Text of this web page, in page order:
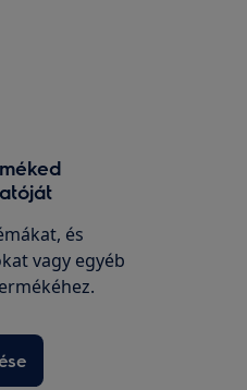
és
vagy egyéb